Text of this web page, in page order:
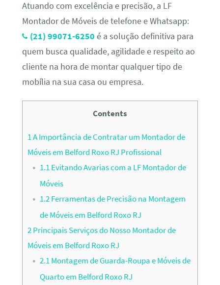
Atuando com excelência e precisão, a LF
Montador de Móveis de telefone e Whatsapp:
(21) 99071-6250 é a solução definitiva para
quem busca qualidade, agilidade e respeito ao
cliente na hora de montar qualquer tipo de
mobília na sua casa ou empresa.
Contents
1A Importância de Contratar um Montador de
Móveis em Belford Roxo RJ Profissional
1.1Evitando Avarias com a LF Montador de
Móveis
1.2Ferramentas de Precisão na Montagem
de Móveis em Belford Roxo RJ
2Principais Serviços do Nosso Montador de
Móveis em Belford Roxo RJ
2.1Montagem de Guarda-Roupa e Móveis de
Quarto em Belford Roxo RJ